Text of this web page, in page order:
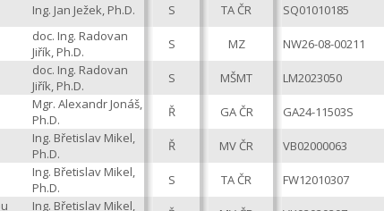
Ing. Jan Ježek, Ph.D. S TA ČR SQ01010185
doc. Ing. Radovan
Jiřík, Ph.D.
S MZ NW26-08-00211
doc. Ing. Radovan
Jiřík, Ph.D.
S MŠMT LM2023050
Mgr. Alexandr Jonáš,
Ph.D.
Ř GA ČR GA24-11503S
Ing. Břetislav Mikel,
Ph.D.
Ř MV ČR VB02000063
Ing. Břetislav Mikel,
Ph.D.
S TA ČR FW12010307
Ing. Břetislav Mikel,